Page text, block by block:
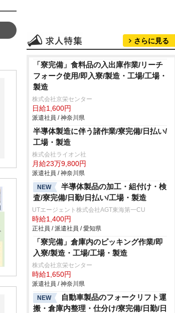
さらに見る
「寮完備」食料品の入出庫作業/リーチ
フォーク使用/即入寮/製造・工場/工場・
製造
株式会社京栄センター
日給1,600円
派遣社員 / 神奈川県
半導体製造に伴う諸作業/寮完備/日払い/
工場・製造
株式会社ライオン社
月給23万9,800円
派遣社員 / 神奈川県
NEW
半導体製品の加工・組付け・検
査/寮完備/日勤/日払い/工場・製造
UTエージェント株式会社AGT東海第一CU
時給1,400円
正社員 / 派遣社員 / 愛知県
「寮完備」倉庫内のピッキング作業/即
入寮/製造・工場/工場・製造
株式会社京栄センター
時給1,650円
派遣社員 / 神奈川県
NEW
自動車製品のフォークリフト運
搬・倉庫内整理・仕分け/寮完備/日勤/日